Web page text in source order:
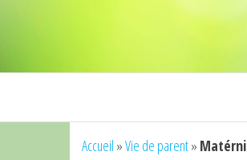
Accueil »Vie de parent»